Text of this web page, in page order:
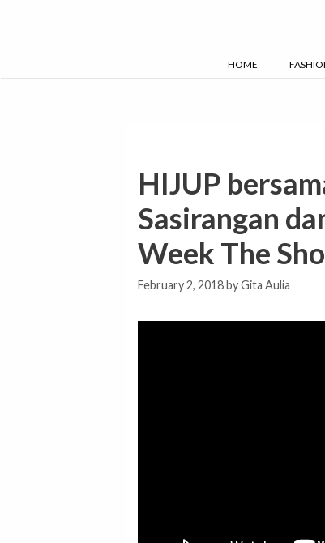
HOME
HIJUP
Sasirangan
Week The
February 2, 2018byGita Aulia